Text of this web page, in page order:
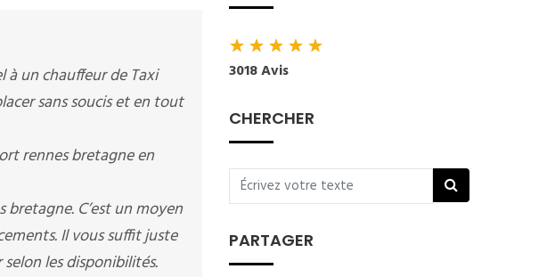
à un chauffeur de Taxi
sans soucis et en tout
rennes bretagne en
C’est un moyen
Il vous suffit juste
selon les disponibilités.
★★★★★
3018 Avis
CHERCHER
PARTAGER